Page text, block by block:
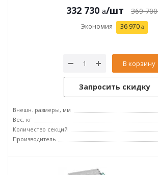
332 730 /шт 369 700
Экономия 36 970
В корзину
Запросить скидку
Внешн. размеры, мм
Вес, кг
Количество секций
Производитель